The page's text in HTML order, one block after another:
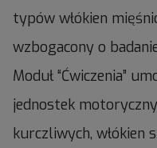
typów włókien
wzbogacony o
Moduł “Ćwiczenia”
jednostek
kurczliwych, włókien